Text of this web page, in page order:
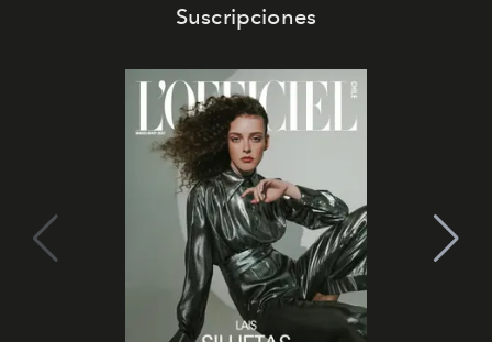
Suscripciones